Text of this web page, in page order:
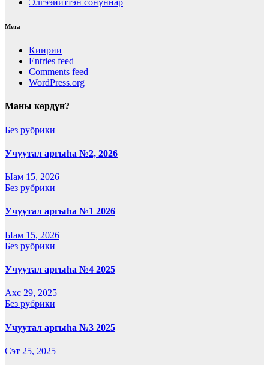
Элгээйиттэн сонуннар
Мета
Киирии
Entries feed
Comments feed
WordPress.org
Маны көрдүн?
Без рубрики
Учуутал аргыһа №2, 2026
Ыам 15, 2026
Без рубрики
Учуутал аргыһа №1 2026
Ыам 15, 2026
Без рубрики
Учуутал аргыһа №4 2025
Ахс 29, 2025
Без рубрики
Учуутал аргыһа №3 2025
Сэт 25, 2025